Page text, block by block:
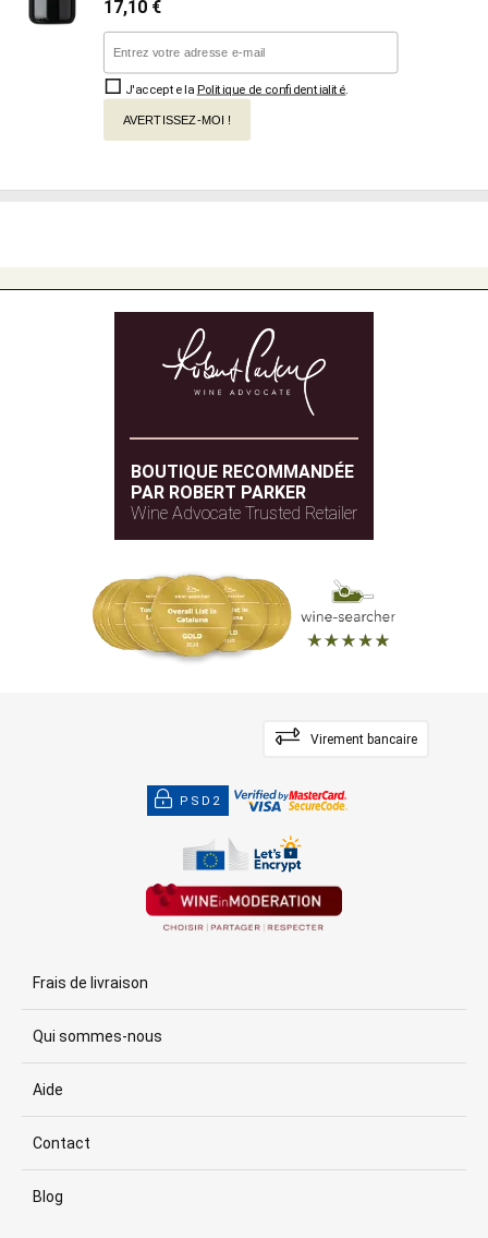
17,10 €
J'accepte la Politique de confidentialité
AVERTISSEZ-MOI !
BOUTIQUE RECOMMANDÉE
PAR ROBERT PARKER
Wine Advocate Trusted Retailer
Virement bancaire
PSD2
Frais de livraison
Qui sommes-nous
Aide
Contact
Blog